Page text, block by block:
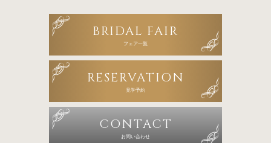
BRIDAL FAIR
フェア一覧
RESERVATION
見学予約
CONTACT
お問い合わせ